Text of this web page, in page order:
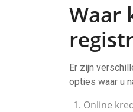
Waar
Er zijn
opties waar u
Online